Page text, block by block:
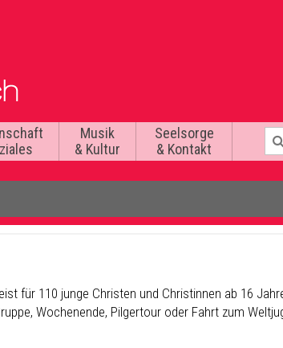
Musik
& Kultur
Seelsorge
& Kontakt
für 110 junge Christen und Christinnen ab 16
Wochenende, Pilgertour oder Fahrt zum